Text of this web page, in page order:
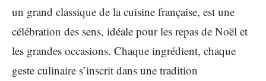
un grand classique de la cuisine française, est une
célébration des sens, idéale pour les repas de Noël et
les grandes occasions. Chaque ingrédient, chaque
geste culinaire s’inscrit dans une tradition